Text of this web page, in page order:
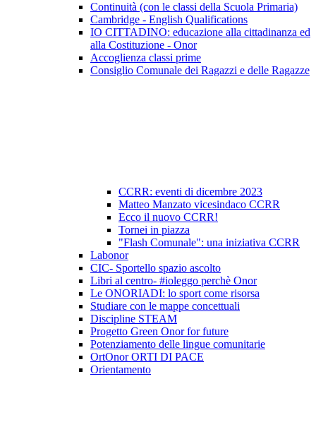
Continuità (con le classi della Scuola Primaria)
Cambridge - English Qualifications
IO CITTADINO: educazione alla cittadinanza ed
alla Costituzione - Onor
Accoglienza classi prime
Consiglio Comunale dei Ragazzi e delle Ragazze
CCRR: eventi di dicembre 2023
Matteo Manzato vicesindaco CCRR
Ecco il nuovo CCRR!
Tornei in piazza
"Flash Comunale": una iniziativa CCRR
Labonor
CIC- Sportello spazio ascolto
Libri al centro- #ioleggo perchè Onor
Le ONORIADI: lo sport come risorsa
Studiare con le mappe concettuali
Discipline STEAM
Progetto Green Onor for future
Potenziamento delle lingue comunitarie
OrtOnor ORTI DI PACE
Orientamento